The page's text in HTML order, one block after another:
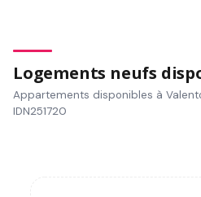
Logements neufs
Appartements disponibles à
IDN251720